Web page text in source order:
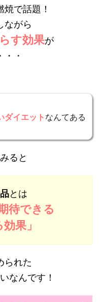
で話題！
ながら
す効果が
・
ダイエット なんてある
ると
とは
待できる
果」
られた
なんです！